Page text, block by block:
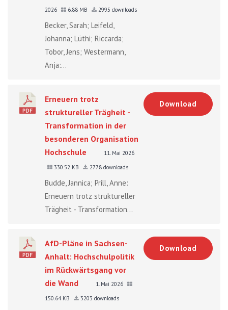
2026
6.88 MB 2995 downloads
Becker, Sarah; Leifeld,
Johanna; Lüthi; Riccarda;
Tobor, Jens; Westermann,
Anja:...
Erneuern trotz
struktureller Trägheit -
Transformation in der
besonderen Organisation
Hochschule
11. Mai 2026
330.52 KB
2778 downloads
Budde, Jannica; Prill, Anne:
Erneuern trotz struktureller
Trägheit - Transformation...
Download
AfD-Pläne in Sachsen-
Anhalt: Hochschulpolitik
im Rückwärtsgang vor
die Wand
1. Mai 2026
150.64 KB
3203 downloads
Download